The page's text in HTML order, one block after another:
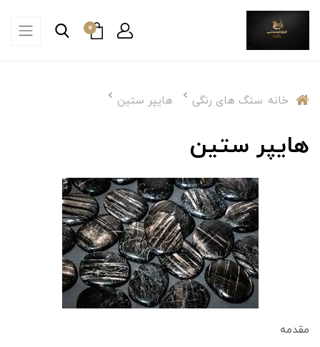
0
خانه سنگ های رنگی هایپر ستین
هایپر ستین
مقدمه